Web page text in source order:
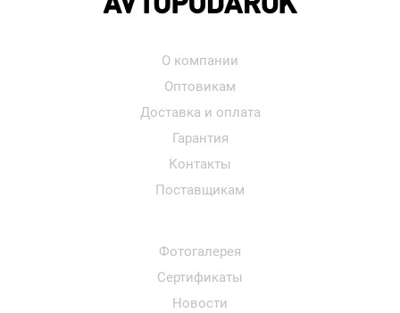
О компании
Оптовикам
Доставка и оплата
Гарантия
Контакты
Поставщикам
Фотогалерея
Сертификаты
Новости